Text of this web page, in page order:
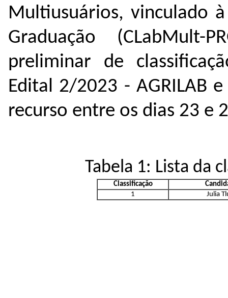
Multiusuários, vinculado
Graduação (CLabMult-
preliminar de
Edital 2/2023 - AGRILAB
recurso entre os dias 23 e
Tabela 1: Lista da
Classificação
1
Julia